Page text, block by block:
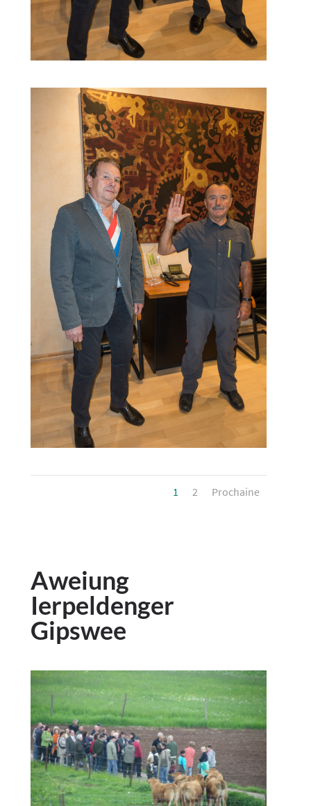
1 2 Prochaine
Aweiung
Ierpeldenger
Gipswee